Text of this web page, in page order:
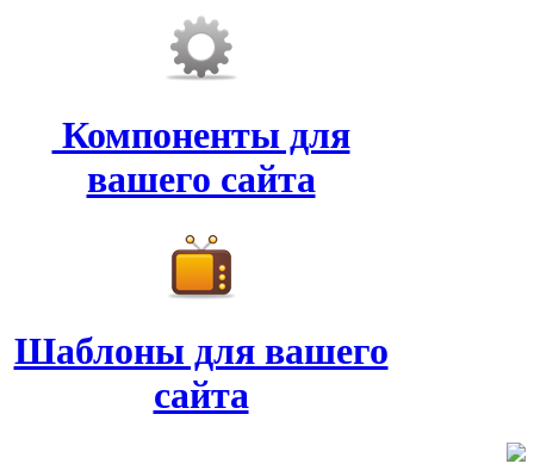
Компоненты для
вашего сайта
Шаблоны для вашего
сайта